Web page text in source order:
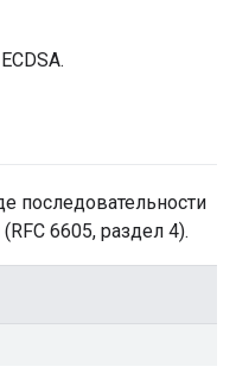
последовательности
6605, раздел 4).